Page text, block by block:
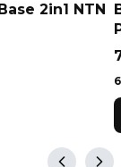
2in1 NTN